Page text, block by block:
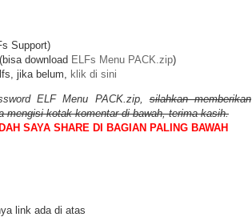
Support)
download ELFs Menu PACK.zip)
jika belum, klik di sini
ELF Menu PACK.zip,silahkan memberikan
mengisi kotak komentar di bawah, terima kasih.
SAYA SHARE DI BAGIAN PALING BAWAH
link ada di atas